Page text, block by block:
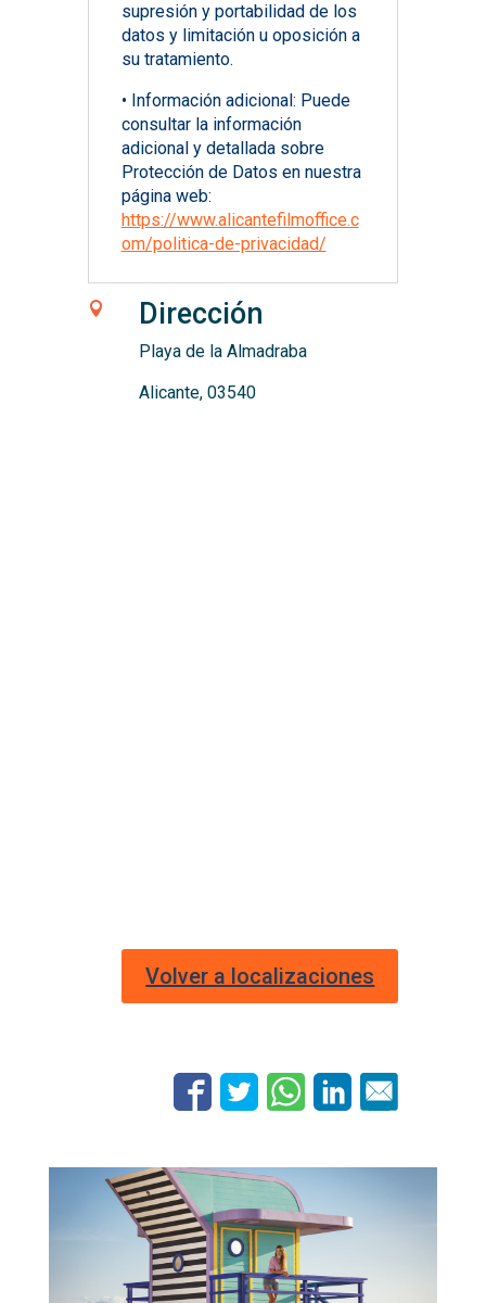
supresión y portabilidad de los
datos y limitación u oposición a
su tratamiento.
• Información adicional: Puede
consultar la información
adicional y detallada sobre
Protección de Datos en nuestra
página web:
https://www.alicantefilmoffice.c
om/politica-de-privacidad/
 Dirección
Playa de la Almadraba
Alicante, 03540
Volver a localizaciones